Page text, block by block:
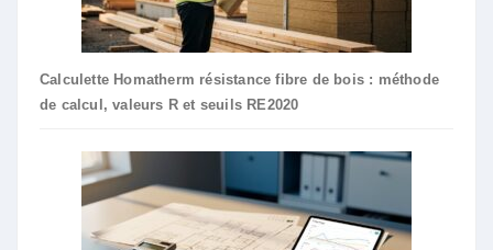
Calculette Homatherm résistance fibre de bois : méthode
de calcul, valeurs R et seuils RE2020